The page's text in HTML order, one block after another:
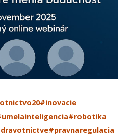
#inovacie
#robotika
#pravnaregulacia